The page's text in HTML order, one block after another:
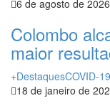
6 de agosto de 2026
Colombo
maior
+DestaquesCOVID-19
18 de janeiro de